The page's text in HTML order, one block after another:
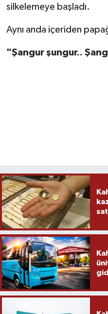
silkelemeye başladı.
Aynı anda içeriden
"Şangur şungur..